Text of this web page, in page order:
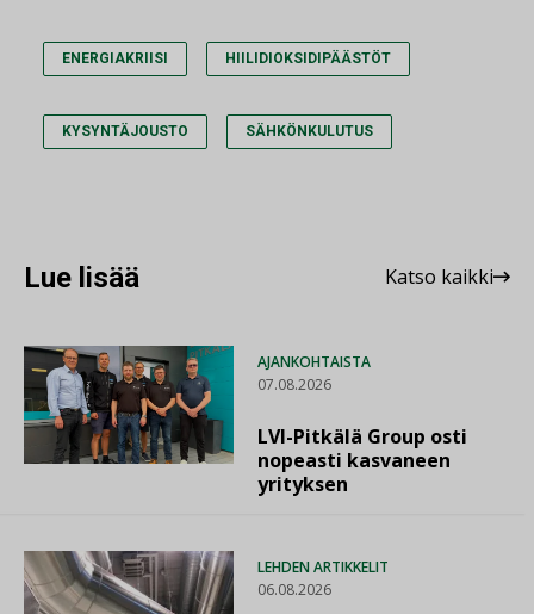
ENERGIAKRIISI HIILIDIOKSIDIPÄÄSTÖT
KYSYNTÄJOUSTO SÄHKÖNKULUTUS
Lue lisää Katso kaikki
AJANKOHTAISTA
07.08.2026
LVI-Pitkälä Group osti
nopeasti kasvaneen
yrityksen
LEHDEN ARTIKKELIT
06.08.2026